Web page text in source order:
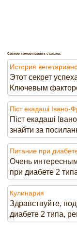
Свежие комментарии к статьям:
История
Этот секрет
Ключевым
Піст екадаші Івано-
Піст екадаші
знайти за
Питание при
Очень
при диабете 2
Кулинария
Здравствуйте,
диабете 2 типа,